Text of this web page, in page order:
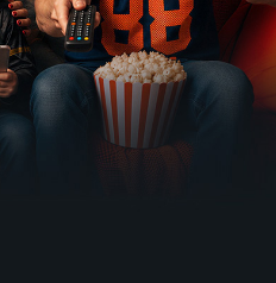
62% 2 díly
Na cestě
po srdci